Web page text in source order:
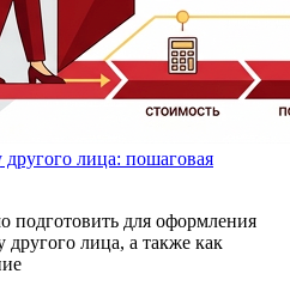
другого лица: пошаговая
подготовить для оформления
другого лица, а также как